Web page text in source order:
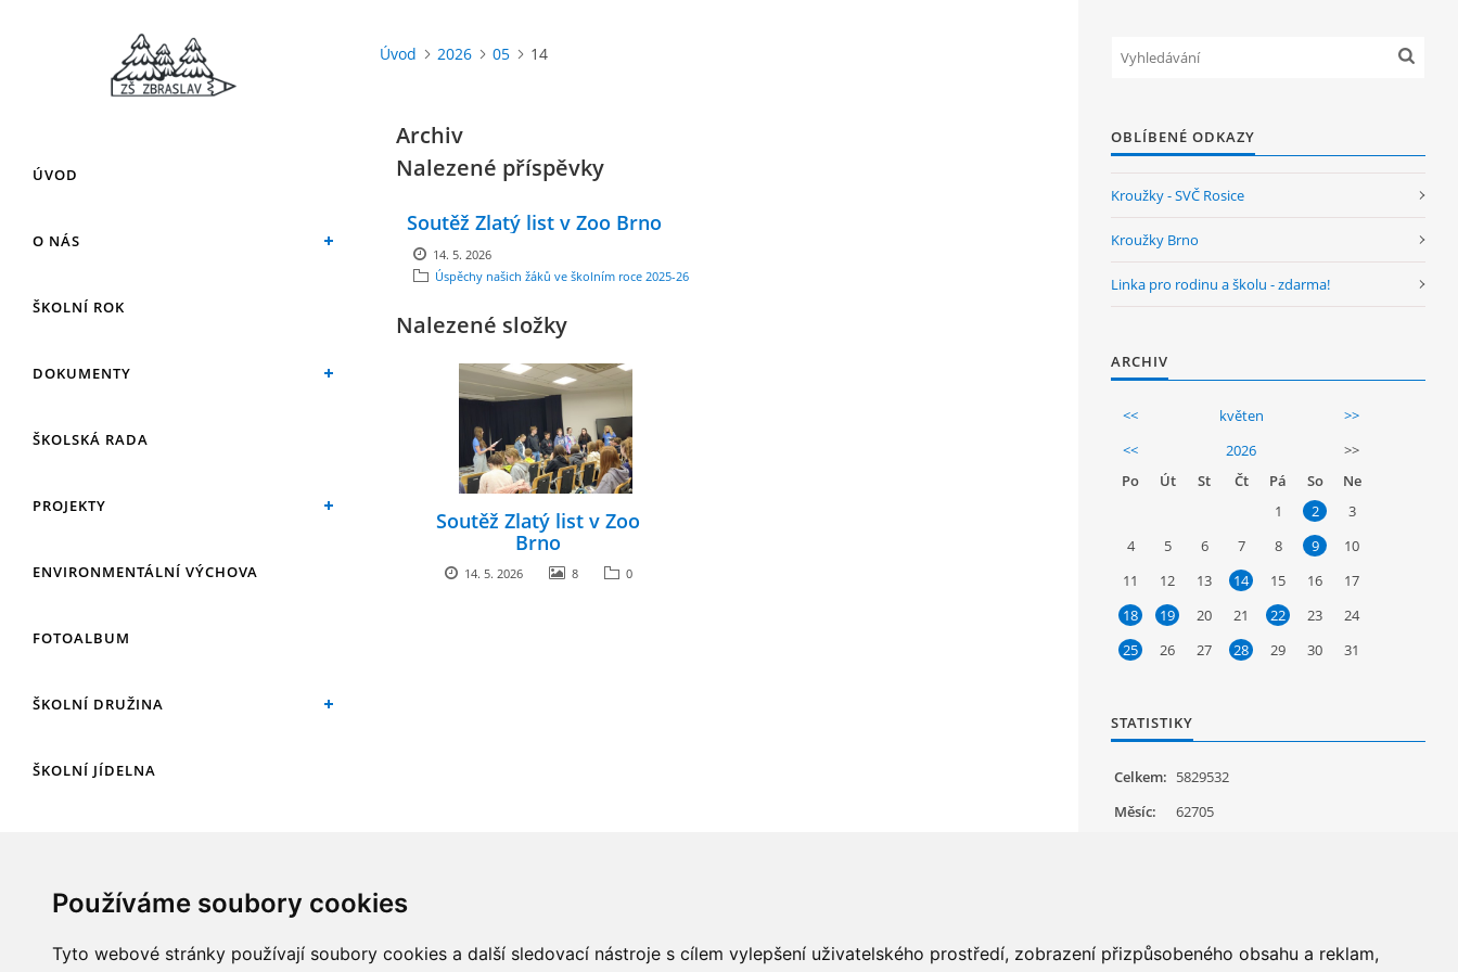
Používáme soubory cookies
Tyto webové stránky používají soubory cookies a další sledovací nástroje s cílem vylepšení uživatelského prostředí, zobrazení přizpůsobeného obsahu a reklam,
ÚVOD
O NÁS
ŠKOLNÍ ROK
DOKUMENTY
ŠKOLSKÁ RADA
PROJEKTY
ENVIRONMENTÁLNÍ VÝCHOVA
FOTOALBUM
ŠKOLNÍ DRUŽINA
ŠKOLNÍ JÍDELNA
KROUŽKY
Úvod 2026 05 14
Archiv
Nalezené příspěvky
Soutěž Zlatý list v Zoo Brno
14. 5. 2026
Úspěchy našich žáků ve školním roce 2025-26
Nalezené složky
Soutěž Zlatý list v Zoo
Brno
14. 5. 2026 8 0
OBLÍBENÉ ODKAZY
Kroužky - SVČ Rosice
Kroužky Brno
Linka pro rodinu a školu - zdarma!
ARCHIV
<< květen
>>
<<
2026
>>
Po
Út St Čt Pá So
Ne
1
2
3
4
5 6 7 8 9
10
11
12 13 14 15 16
17
18
19 20 21 22 23
24
25
26 27 28 29 30 31
STATISTIKY
Celkem: 5829532
Měsíc:
62705